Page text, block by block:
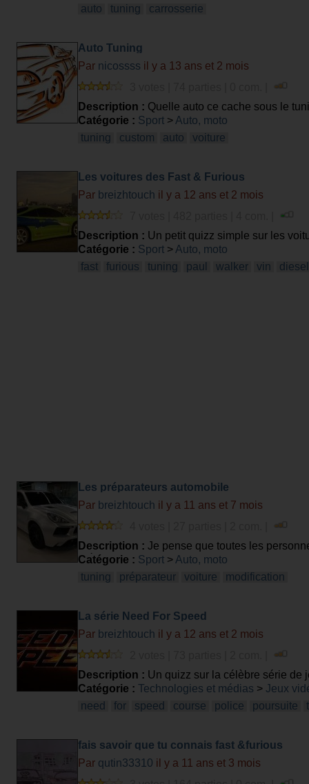
auto
tuning carrosserie
Auto Tuning
Par nicossss il y a 13 ans et 2 mois
Description : Quelle auto ce cache sous le
Catégorie : Sport > Auto, moto
tuning
custom auto voiture
Les voitures des Fast & Furious
Par breizhtouch il y a 12 ans et 2 mois
Description : Un petit quizz simple sur les
Catégorie : Sport > Auto, moto
fast
furious tuning paul walker vin diesel
Les préparateurs automobile
Par breizhtouch il y a 11 ans et 7 mois
Description : Je pense que toutes les
préparateurs, ces petites mains agiles qui
encore les rendre plus simple a vivre et utilisé
Catégorie : Sport > Auto, moto
tuning
préparateur voiture modification
La série Need For Speed
Par breizhtouch il y a 12 ans et 2 mois
Description : Un quizz sur la célèbre série de
Catégorie : Technologies et médias > Jeux
need
for speed course police poursuite
fais savoir que tu connais fast &furious
Par qutin33310 il y a 11 ans et 3 mois